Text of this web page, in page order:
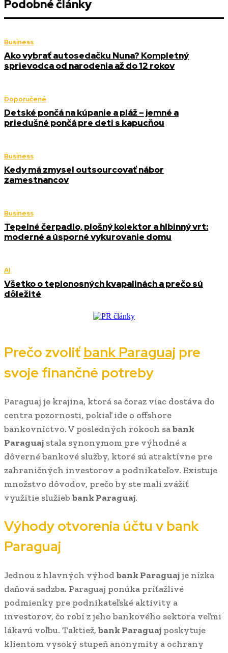
Podobné články
Business
Ako vybrať autosedačku Nuna? Kompletný
sprievodca od narodenia až do 12 rokov
Doporučené
Detské pončá na kúpanie a pláž – jemné a
priedušné pončá pre deti s kapucňou
Business
Kedy má zmysel outsourcovať nábor
zamestnancov
Business
Tepelné čerpadlo, plošný kolektor a hlbinný vrt:
moderné a úsporné vykurovanie domu
AI
Všetko o teplonosných kvapalinách a prečo sú
dôležité
Prečo zvoliť bank Paraguaj pre
svoje finančné potreby
Paraguaj je krajina, ktorá sa čoraz viac dostáva do
centra pozornosti, pokiaľ ide o offshore
bankovníctvo. V posledných rokoch sabank
Paraguaj stala synonymom pre výhodné a
dôverné bankové služby, ktoré sú atraktívne pre
zahraničných investorov a podnikateľov. Existuje
množstvo dôvodov, prečo by ste mali zvážiť
využitie služieb bank Paraguaj.
Výhody otvorenia účtu v bank
Paraguaj
Jednou z hlavných výhod bank Paraguajje nízka
daňová sadzba. Paraguaj ponúka príťažlivé
podmienky pre podnikateľské aktivity a
investorov, čo robí z jeho bankového sektora veľmi
lákavú voľbu. Taktiež, bank Paraguaj poskytuje
klientom vysoký stupeň anonymity a ochrany